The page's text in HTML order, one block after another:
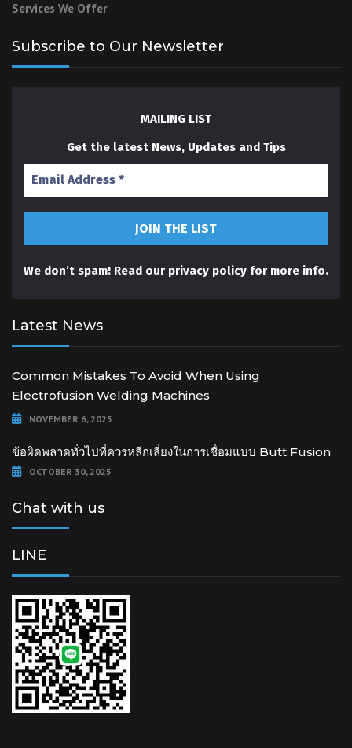
Services We Offer
Subscribe to Our Newsletter
MAILING LIST
Get the latest News, Updates and Tips
We don’t spam! Read our privacy policy for more info.
Latest News
Common Mistakes To Avoid When Using
Electrofusion Welding Machines
NOVEMBER 6, 2025
ข้อผิดพลาดทั่วไปที่ควรหลีกเลี่ยงในการเชื่อมแบบ Butt Fusion
OCTOBER 30, 2025
Chat with us
LINE